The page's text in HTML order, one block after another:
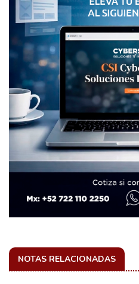
NOTAS RELACIONADAS